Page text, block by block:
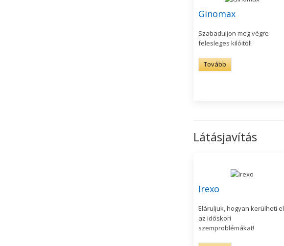
Ginomax
Szabaduljon meg végre
felesleges kilóitól!
Tovább
Látásjavítás
Irexo
Eláruljuk, hogyan kerülheti el
az időskori
szemproblémákat!